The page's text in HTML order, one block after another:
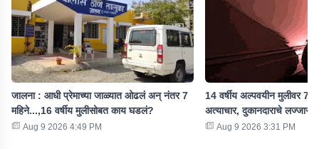
जालना : आधी प्रेमाच्या जाळ्यात ओढलं अन् नंतर 7
महिने...,16 वर्षीय मुलीसोबत काय घडलं?
Aug 9 2026 4:49 PM
14 वर्षीय अल्पवयीन मुलीवर 7
अत्याचार, दुकानदाराचे
Aug 9 2026 3:31 PM